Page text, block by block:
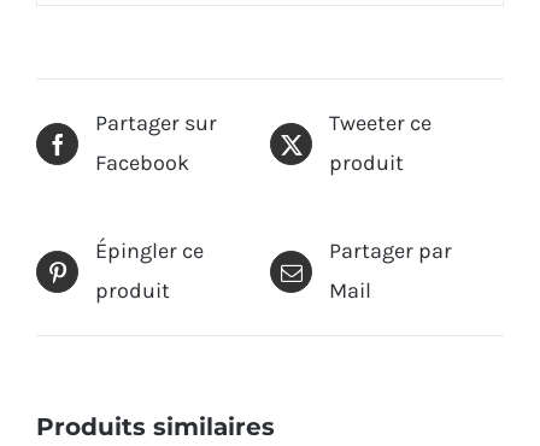
Partager sur
Facebook
Tweeter ce
produit
Épingler ce
produit
Partager par
Mail
Produits similaires